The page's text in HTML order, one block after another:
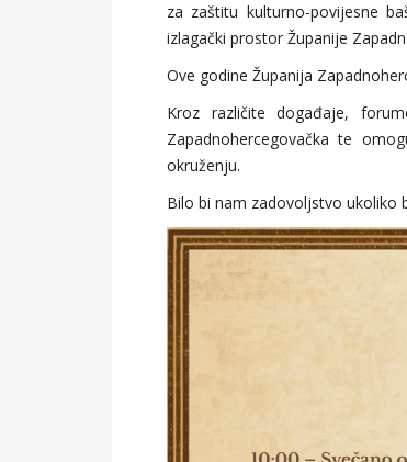
za zaštitu kulturno-povijesne
izlagački prostor Županije
Ove godine Županija
Kroz različite događaje,
Zapadnohercegovačka te
okruženju.
Bilo bi nam zadovoljstvo ukoliko